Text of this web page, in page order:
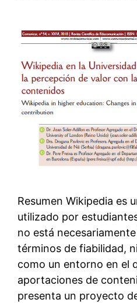
Resumen Wikipedia es
utilizado por
no está
términos de fiabilidad,
como un entorno en el
aportaciones de
presenta un proyecto